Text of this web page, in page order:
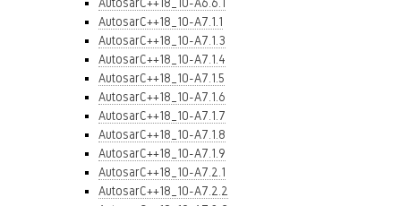
AutosarC++18_10-A7.1.1
AutosarC++18_10-A7.1.3
AutosarC++18_10-A7.1.4
AutosarC++18_10-A7.1.5
AutosarC++18_10-A7.1.6
AutosarC++18_10-A7.1.7
AutosarC++18_10-A7.1.8
AutosarC++18_10-A7.1.9
AutosarC++18_10-A7.2.1
AutosarC++18_10-A7.2.2